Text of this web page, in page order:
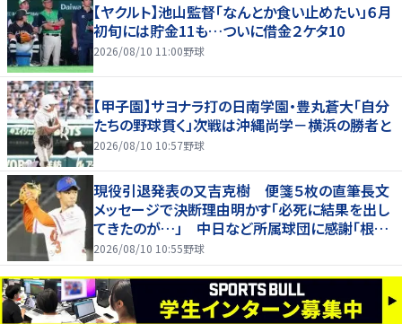
【ヤクルト】池山監督「なんとか食い止めたい」６月
初旬には貯金11も…ついに借金２ケタ10
2026/08/10 11:00野球
【甲子園】サヨナラ打の日南学園・豊丸蒼大「自分
たちの野球貫く」次戦は沖縄尚学－横浜の勝者と
2026/08/10 10:57野球
現役引退発表の又吉克樹 便箋５枚の直筆長文
メッセージで決断理由明かす「必死に結果を出し
てきたのが…」 中日など所属球団に感謝「根気
強く指導してもらった」
2026/08/10 10:55野球